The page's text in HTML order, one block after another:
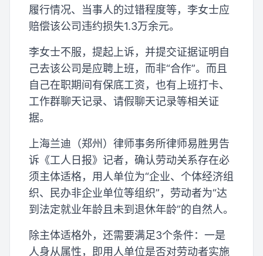
履行情况、当事人的过错程度等，李女士应
赔偿该公司违约损失1.3万余元。
李女士不服，提起上诉，并提交证据证明自
己去该公司是应聘上班，而非“合作”。而且
自己在职期间有保底工资，也有上班打卡、
工作群聊天记录、请假聊天记录等相关证
据。
上海兰迪（郑州）律师事务所律师易胜男告
诉《工人日报》记者，确认劳动关系存在必
须主体适格，用人单位为“企业、个体经济组
织、民办非企业单位等组织”，劳动者为“达
到法定就业年龄且未到退休年龄”的自然人。
除主体适格外，还需要满足3个条件：一是
人身从属性，即用人单位是否对劳动者实施